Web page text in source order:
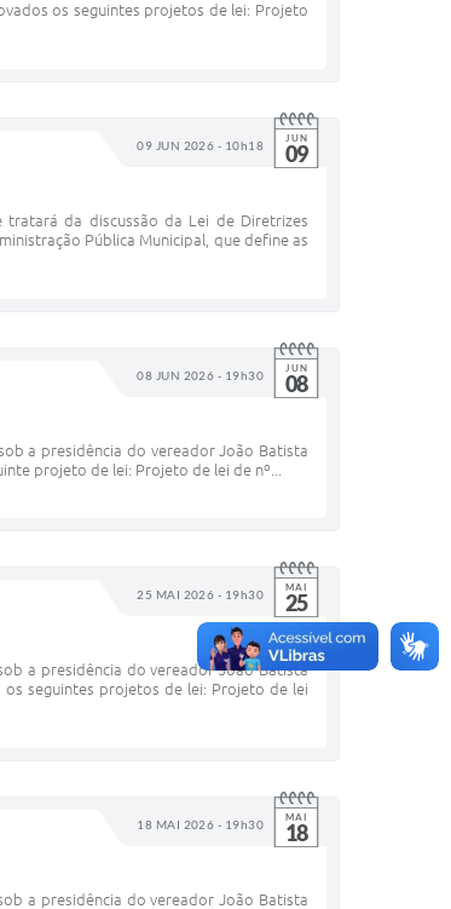
os seguintes projetos de lei: Projeto
09 JUN 2026 - 10h18 JUN
09
tratará da discussão da Lei de Diretrizes
Pública Municipal, que define as
08 JUN 2026 - 19h30 JUN
08
a presidência do vereador João Batista
projeto de lei: Projeto de lei de nº...
25 MAI 2026 - 19h30 MAI
25
a presidência do vereador João Batista
seguintes projetos de lei: Projeto de lei
18 MAI 2026 - 19h30 MAI
18
a presidência do vereador João Batista